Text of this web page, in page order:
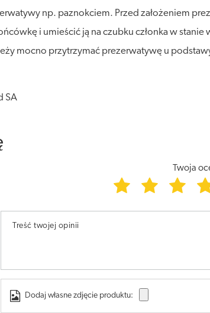
np. paznokciem. Przed założeniem
i umieścić ją na czubku członka w
mocno przytrzymać prezerwatywę u
SA
Twoja
Treść twojej opinii
Dodaj własne zdjęcie produktu: